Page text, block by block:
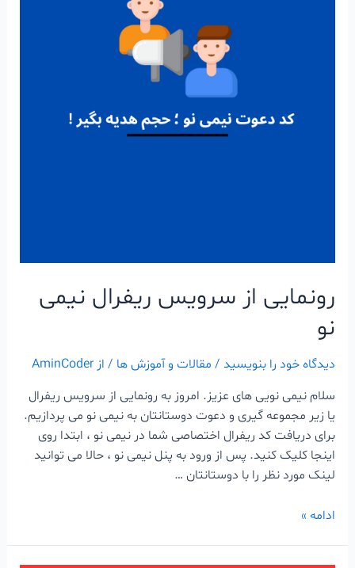
رونمایی از سرویس ریفرال نیمی
نو
دیدگاه‌ خود را بنویسید / مقالات و آموزش ها / از AminCoder
سلام نیمی نویی های عزیز. امروز به رونمایی از سرویس ریفرال
یا زیر مجموعه گیری و دعوت دوستانتان به نیمی نو می پردازیم.
برای دریافت کد ریفرال اختصاصی شما در نیمی نو ، ابتدا روی
اینجا کلیک کنید. پس از ورود به پنل نیمی نو ، حالا می توانید
لینک مورد نظر را با دوستانتان …
ادامه »